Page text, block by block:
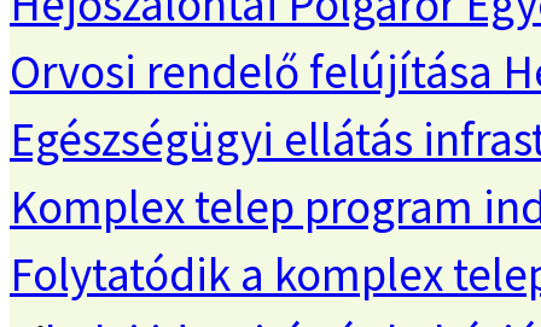
Orvosi rendelő felújítása
Egészségügyi ellátás
Komplex telep program
Folytatódik a komplex